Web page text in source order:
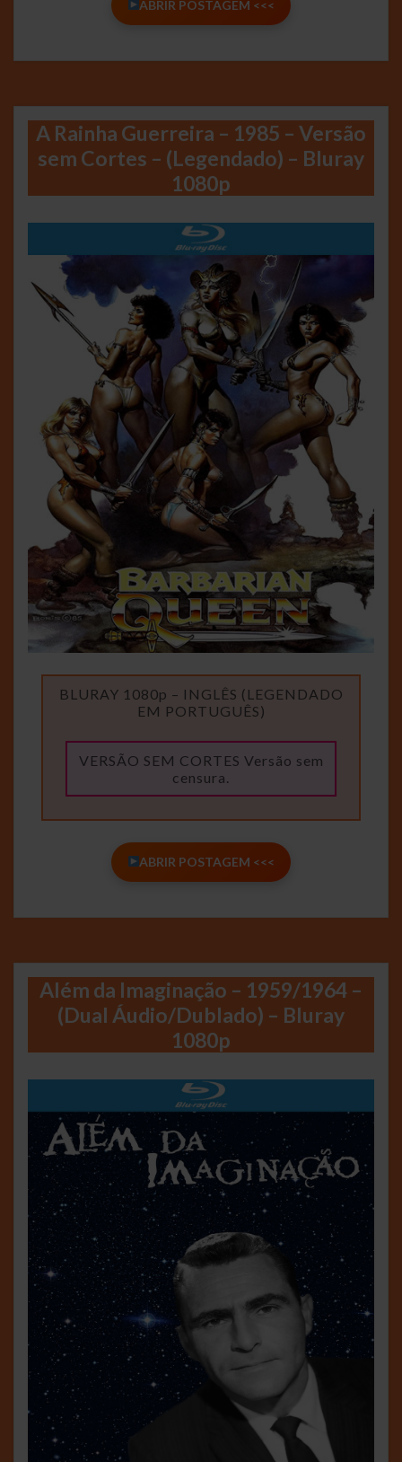
ABRIR POSTAGEM <<<
A Rainha Guerreira – 1985 – Versão
sem Cortes – (Legendado) – Bluray
1080p
BLURAY 1080p – INGLÊS (LEGENDADO
EM PORTUGUÊS)
VERSÃO SEM CORTES Versão sem
censura.
ABRIR POSTAGEM <<<
Além da Imaginação – 1959/1964 –
(Dual Áudio/Dublado) – Bluray
1080p